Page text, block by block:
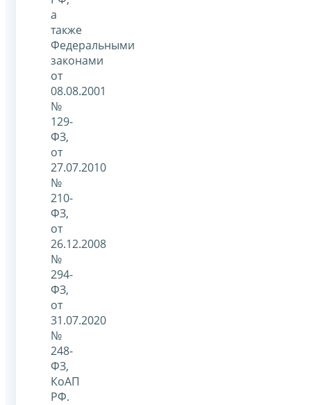
а
также
Федеральными
законами
от
08.08.2001
№
129-
ФЗ,
от
27.07.2010
№
210-
ФЗ,
от
26.12.2008
№
294-
ФЗ,
от
31.07.2020
№
248-
ФЗ,
КоАП
РФ.